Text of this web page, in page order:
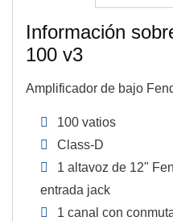
Información
100 v3
Amplificador de bajo
100 vatios
Class-D
1 altavoz de 12"
entrada jack
1 canal con